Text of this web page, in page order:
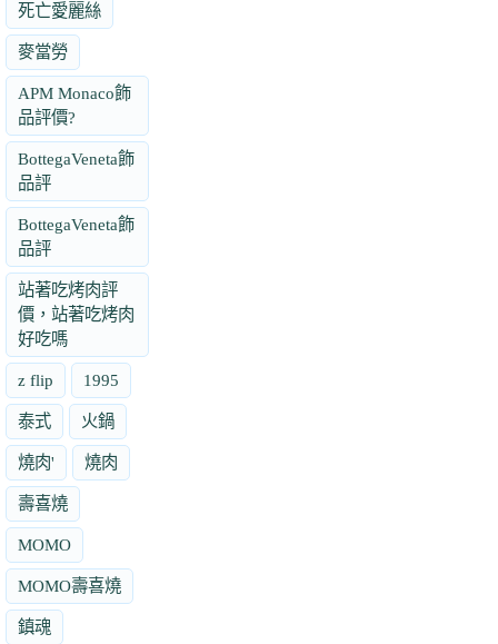
死亡愛麗絲
麥當勞
APM Monaco飾
品評價?
BottegaVeneta飾
品評
BottegaVeneta飾
品評
站著吃烤肉評
價，站著吃烤肉
好吃嗎
z flip 1995
泰式 火鍋
燒肉' 燒肉
壽喜燒
MOMO
MOMO壽喜燒
鎮魂